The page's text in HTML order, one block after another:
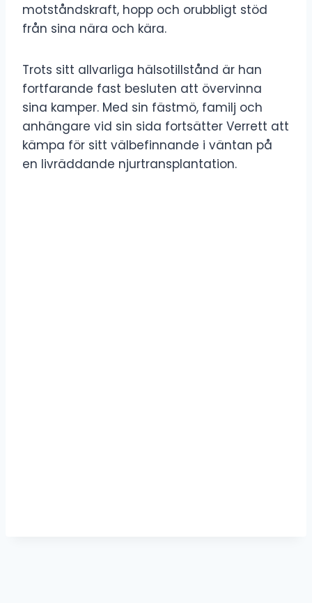
motståndskraft, hopp och orubbligt stöd
från sina nära och kära.
Trots sitt allvarliga hälsotillstånd är han
fortfarande fast besluten att övervinna
sina kamper. Med sin fästmö, familj och
anhängare vid sin sida fortsätter Verrett att
kämpa för sitt välbefinnande i väntan på
en livräddande njurtransplantation.